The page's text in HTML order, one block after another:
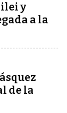
y
a la
de la